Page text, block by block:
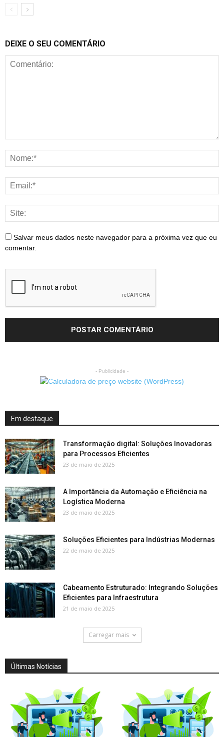
DEIXE O SEU COMENTÁRIO
Salvar meus dados neste navegador para a próxima vez que eu
comentar.
- Publicidade -
Em destaque
Transformação digital: Soluções Inovadoras
para Processos Eficientes
23 de maio de 2025
A Importância da Automação e Eficiência na
Logística Moderna
23 de maio de 2025
Soluções Eficientes para Indústrias Modernas
22 de maio de 2025
Cabeamento Estruturado: Integrando Soluções
Eficientes para Infraestrutura
21 de maio de 2025
Carregar mais
Últimas Notícias